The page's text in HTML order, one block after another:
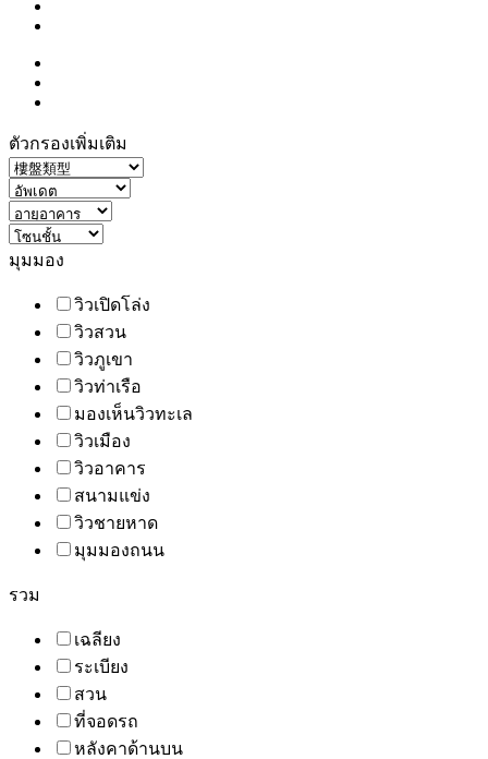
ตัวกรองเพิ่มเติม
มุมมอง
วิวเปิดโล่ง
วิวสวน
วิวภูเขา
วิวท่าเรือ
มองเห็นวิวทะเล
วิวเมือง
วิวอาคาร
สนามแข่ง
วิวชายหาด
มุมมองถนน
รวม
เฉลียง
ระเบียง
สวน
ที่จอดรถ
หลังคาด้านบน